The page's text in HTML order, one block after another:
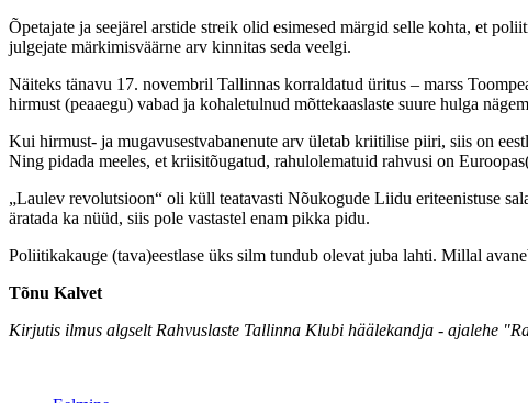
Õpetajate ja seejärel arstide streik olid esimesed märgid selle kohta, et
julgejate märkimisväärne arv kinnitas seda veelgi.
Näiteks tänavu 17. novembril Tallinnas korraldatud üritus – marss
hirmust (peaaegu) vabad ja kohaletulnud mõttekaaslaste suure hulga
Kui hirmust- ja mugavusestvabanenute arv ületab kriitilise piiri, siis on
Ning pidada meeles, et kriisitõugatud, rahulolematuid rahvusi on
„Laulev revolutsioon“ oli küll teatavasti Nõukogude Liidu eriteenistuse
äratada ka nüüd, siis pole vastastel enam pikka pidu.
Poliitikakauge (tava)eestlase üks silm tundub olevat juba lahti. Millal
Tõnu Kalvet
Kirjutis ilmus algselt Rahvuslaste Tallinna Klubi häälekandja - ajalehe